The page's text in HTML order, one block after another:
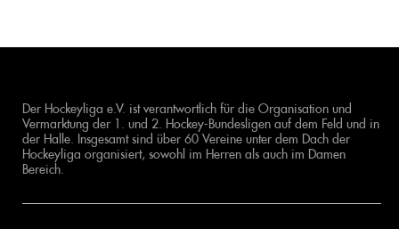
Der Hockeyliga e.V. ist verantwortlich für die Organisation und
Vermarktung der 1. und 2. Hockey-Bundesligen auf dem Feld und in
der Halle. Insgesamt sind über 60 Vereine unter dem Dach der
Hockeyliga organisiert, sowohl im Herren als auch im Damen
Bereich.